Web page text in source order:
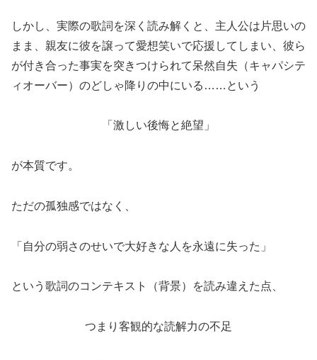
しかし、実際の歌詞を深く読み解くと、主人公は片思いの
まま、親友に彼を譲って愛想笑いで応援してしまい、彼ら
が付き合った事実を突きつけられて呆然自失（キャパシテ
ィオーバー）のどしゃ降りの中にいる……という
「激しい後悔と絶望」
が本質です。
ただの孤独感ではなく、
「自分の弱さのせいで大好きな人を永遠に失った」
という歌詞のコンテキスト（背景）を読み違えた点、
つまり客観的な読解力の不足